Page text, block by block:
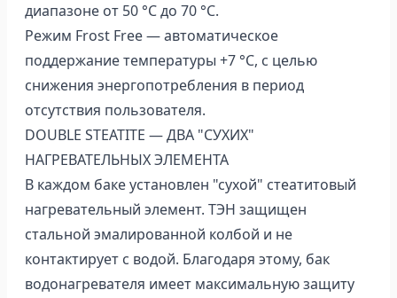
диапазоне от 50 °С до 70 °С.
Режим Frost Free — автоматическое
поддержание температуры +7 °С, с целью
снижения энергопотребления в период
отсутствия пользователя.
DOUBLE STEATITE — ДВА "СУХИХ"
НАГРЕВАТЕЛЬНЫХ ЭЛЕМЕНТА
В каждом баке установлен "сухой" стеатитовый
нагревательный элемент. ТЭН защищен
стальной эмалированной колбой и не
контактирует с водой. Благодаря этому, бак
водонагревателя имеет максимальную защиту